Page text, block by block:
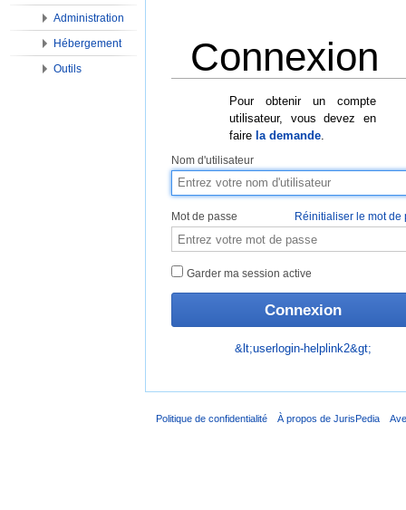
Connexion
Pour obtenir un compte
utilisateur, vous devez en
faire la demande
Nom d'utilisateur
Mot de passe Réinitialiser le mot de
Garder ma session active
&lt;userlogin-helplink2&gt;
Administration
Hébergement
Outils
Politique de confidentialité À propos de JurisPedia